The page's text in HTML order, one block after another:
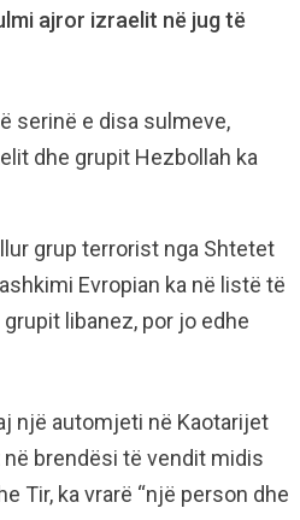
ajror izraelit në jug të
serinë e disa sulmeve,
dhe grupit Hezbollah ka
grup terrorist nga Shtetet
Evropian ka në listë të
libanez, por jo edhe
një automjeti në Kaotarijet
në brendësi të vendit midis
Tir, ka vrarë “një person dhe